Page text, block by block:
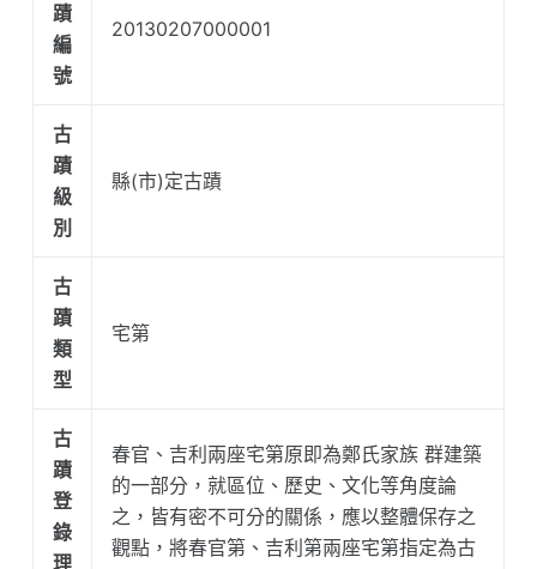
蹟
編
號
20130207000001
古
蹟
級
別
縣(市)定古蹟
古
蹟
類
型
宅第
古
蹟
登
錄
理
春官、吉利兩座宅第原即為鄭氏家族 群建築
的一部分，就區位、歷史、文化等角度論
之，皆有密不可分的關係，應以整體保存之
觀點，將春官第、吉利第兩座宅第指定為古